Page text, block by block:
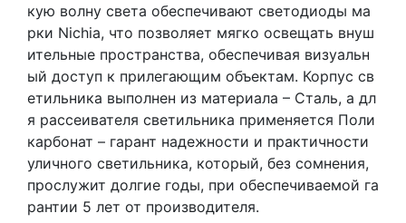
кую волну света обеспечивают светодиоды ма
рки Nichia, что позволяет мягко освещать внуш
ительные пространства, обеспечивая визуальн
ый доступ к прилегающим объектам. Корпус св
етильника выполнен из материала – Сталь, а дл
я рассеивателя светильника применяется Поли
карбонат – гарант надежности и практичности
уличного светильника, который, без сомнения,
прослужит долгие годы, при обеспечиваемой га
рантии 5 лет от производителя.